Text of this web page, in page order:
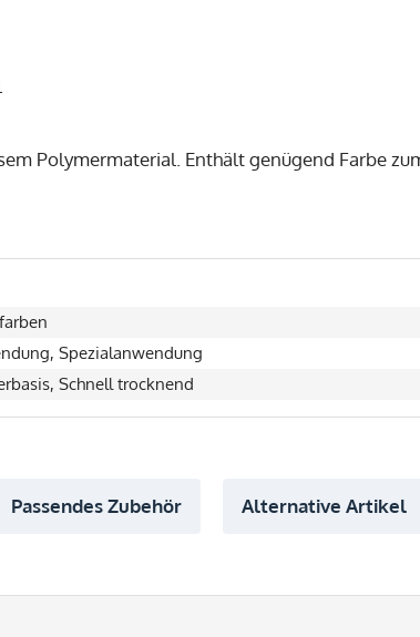
Polymermaterial. Enthält genügend Farbe
Spezialanwendung
Schnell trocknend
Passendes Zubehör Alternative Artikel